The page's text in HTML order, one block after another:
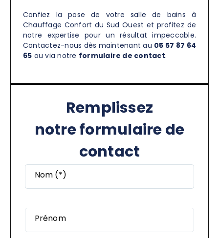
Confiez la pose de votre salle de bains à
Chauffage Confort du Sud Ouest et profitez de
notre expertise pour un résultat impeccable.
Contactez-nous dès maintenant au 05 57 87 64
65 ou via notre formulaire de contact.
Remplissez
notre formulaire de
contact
Nom (*)
Prénom